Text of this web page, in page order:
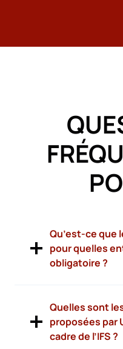
Qu’est-ce que
pour quelles
obligatoire ?
Quelles sont
proposées par
cadre de l’IFS ?